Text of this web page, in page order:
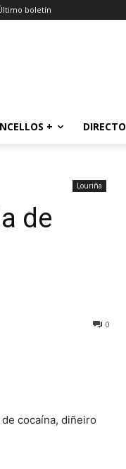
boletín
+ DIRECTO
Louriña
de
0
cocaína, diñeiro